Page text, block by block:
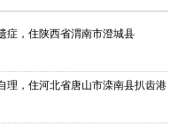
症，住陕西省渭南市澄城县
理，住河北省唐山市滦南县扒齿港